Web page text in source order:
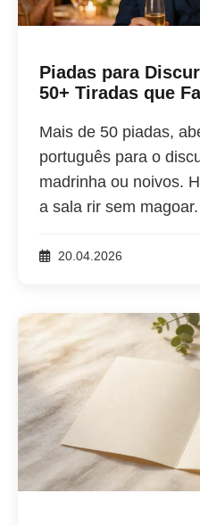
Piadas para
50+ Tiradas que
Mais de 50 piadas,
português para o
madrinha ou noivos.
a sala rir sem magoar.
20.04.2026